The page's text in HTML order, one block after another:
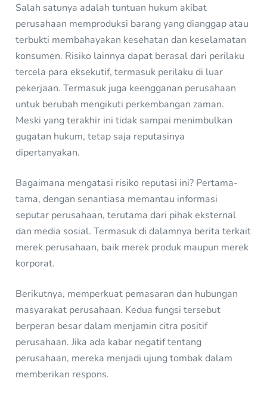
Salah satunya adalah tuntuan hukum akibat
perusahaan memproduksi barang yang dianggap atau
terbukti membahayakan kesehatan dan keselamatan
konsumen. Risiko lainnya dapat berasal dari perilaku
tercela para eksekutif, termasuk perilaku di luar
pekerjaan. Termasuk juga keengganan perusahaan
untuk berubah mengikuti perkembangan zaman.
Meski yang terakhir ini tidak sampai menimbulkan
gugatan hukum, tetap saja reputasinya
dipertanyakan.
Bagaimana mengatasi risiko reputasi ini? Pertama-
tama, dengan senantiasa memantau informasi
seputar perusahaan, terutama dari pihak eksternal
dan media sosial. Termasuk di dalamnya berita terkait
merek perusahaan, baik merek produk maupun merek
korporat.
Berikutnya, memperkuat pemasaran dan hubungan
masyarakat perusahaan. Kedua fungsi tersebut
berperan besar dalam menjamin citra positif
perusahaan. Jika ada kabar negatif tentang
perusahaan, mereka menjadi ujung tombak dalam
memberikan respons.